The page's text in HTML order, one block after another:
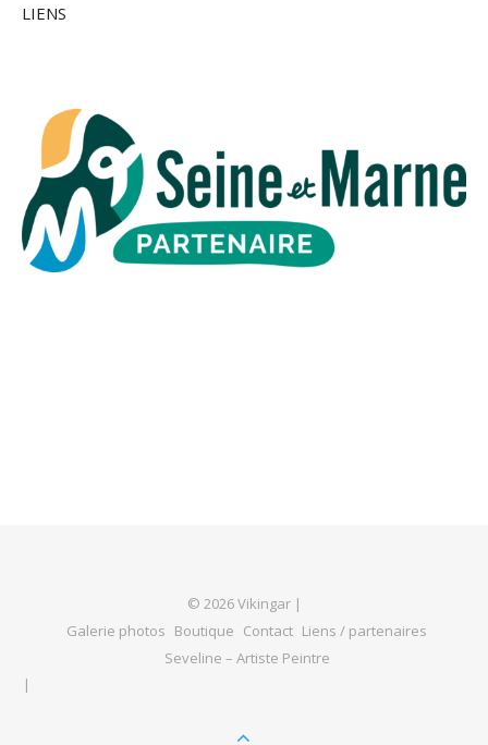
LIENS
© 2026 Vikingar |
Galerie photos Boutique Contact Liens / partenaires
Seveline – Artiste Peintre